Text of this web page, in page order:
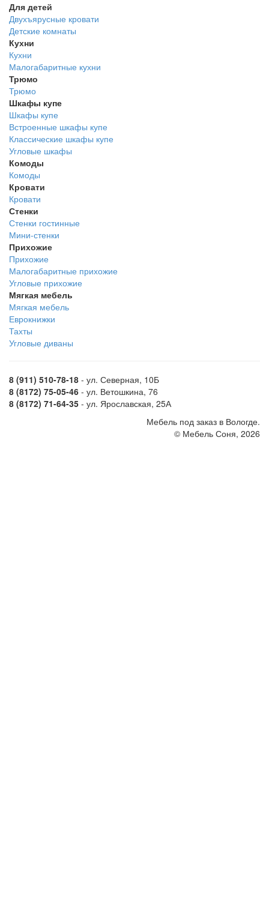
Для детей
Двухъярусные кровати
Детские комнаты
Кухни
Кухни
Малогабаритные кухни
Трюмо
Трюмо
Шкафы купе
Шкафы купе
Встроенные шкафы купе
Классические шкафы купе
Угловые шкафы
Комоды
Комоды
Кровати
Кровати
Стенки
Стенки гостинные
Мини-стенки
Прихожие
Прихожие
Малогабаритные прихожие
Угловые прихожие
Мягкая мебель
Мягкая мебель
Еврокнижки
Тахты
Угловые диваны
8 (911) 510-78-18 - ул. Северная, 10Б
8 (8172) 75-05-46 - ул. Ветошкина, 76
8 (8172) 71-64-35 - ул. Ярославская, 25А
Мебель под заказ в Вологде.
© Мебель Соня, 2026